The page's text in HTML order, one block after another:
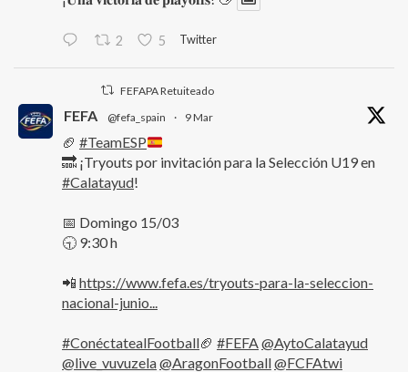
2 5 Twitter
FEFAPA Retuiteado
FEFA @fefa_spain · 9 Mar
🏈 #TeamESP
🔜 ¡Tryouts por invitación para la Selección U19 en
#Calatayud!
📅 Domingo 15/03
🕤 9:30 h
📲 https://www.fefa.es/tryouts-para-la-seleccion-
nacional-junio...
#ConéctatealFootball🏈 #FEFA@AytoCalatayud
@live_vuvuzela@AragonFootball@FCFAtwi